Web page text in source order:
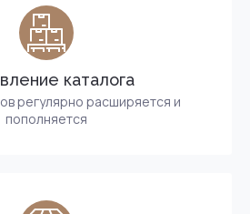
каталога
регулярно расширяется и
пополняется